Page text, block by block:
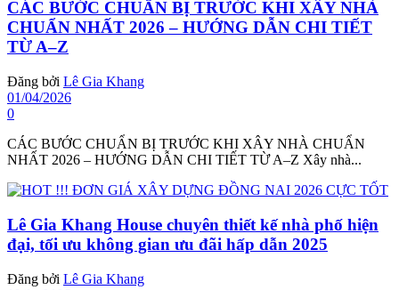
CÁC BƯỚC CHUẨN BỊ TRƯỚC KHI XÂY NHÀ
CHUẨN NHẤT 2026 – HƯỚNG DẪN CHI TIẾT
TỪ A–Z
Đăng bởi Lê Gia Khang
01/04/2026
0
CÁC BƯỚC CHUẨN BỊ TRƯỚC KHI XÂY NHÀ CHUẨN
NHẤT 2026 – HƯỚNG DẪN CHI TIẾT TỪ A–Z Xây nhà...
Lê Gia Khang House chuyên thiết kế nhà phố hiện
đại, tối ưu không gian ưu đãi hấp dẫn 2025
Đăng bởi Lê Gia Khang